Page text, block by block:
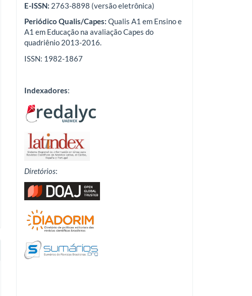
E-ISSN: 2763-8898 (versão eletrônica)
Periódico Qualis/Capes: Qualis A1 em Ensino e
A1 em Educação na avaliação Capes do
quadriênio 2013-2016.
ISSN: 1982-1867
Indexadores:
Diretórios: